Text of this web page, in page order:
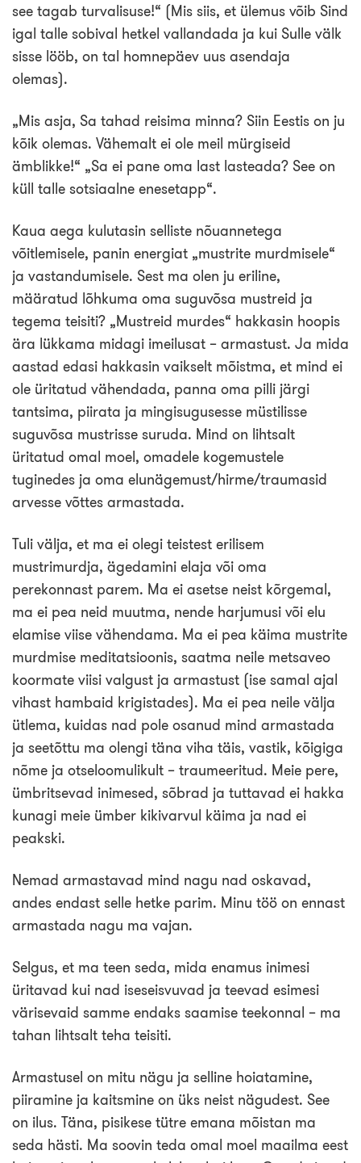
see tagab turvalisuse!“ (Mis siis, et ülemus võib Sind
igal talle sobival hetkel vallandada ja kui Sulle välk
sisse lööb, on tal homnepäev uus asendaja
olemas).
„Mis asja, Sa tahad reisima minna? Siin Eestis on ju
kõik olemas. Vähemalt ei ole meil mürgiseid
ämblikke!“ „Sa ei pane oma last lasteada? See on
küll talle sotsiaalne enesetapp“.
Kaua aega kulutasin selliste nõuannetega
võitlemisele, panin energiat „mustrite murdmisele“
ja vastandumisele. Sest ma olen ju eriline,
määratud lõhkuma oma suguvõsa mustreid ja
tegema teisiti? „Mustreid murdes“ hakkasin hoopis
ära lükkama midagi imeilusat – armastust. Ja mida
aastad edasi hakkasin vaikselt mõistma, et mind ei
ole üritatud vähendada, panna oma pilli järgi
tantsima, piirata ja mingisugusesse müstilisse
suguvõsa mustrisse suruda. Mind on lihtsalt
üritatud omal moel, omadele kogemustele
tuginedes ja oma elunägemust/hirme/traumasid
arvesse võttes armastada.
Tuli välja, et ma ei olegi teistest erilisem
mustrimurdja, ägedamini elaja või oma
perekonnast parem. Ma ei asetse neist kõrgemal,
ma ei pea neid muutma, nende harjumusi või elu
elamise viise vähendama. Ma ei pea käima mustrite
murdmise meditatsioonis, saatma neile metsaveo
koormate viisi valgust ja armastust (ise samal ajal
vihast hambaid krigistades). Ma ei pea neile välja
ütlema, kuidas nad pole osanud mind armastada
ja seetõttu ma olengi täna viha täis, vastik, kõigiga
nõme ja otseloomulikult – traumeeritud. Meie pere,
ümbritsevad inimesed, sõbrad ja tuttavad ei hakka
kunagi meie ümber kikivarvul käima ja nad ei
peakski.
Nemad armastavad mind nagu nad oskavad,
andes endast selle hetke parim. Minu töö on ennast
armastada nagu ma vajan.
Selgus, et ma teen seda, mida enamus inimesi
üritavad kui nad iseseisvuvad ja teevad esimesi
värisevaid samme endaks saamise teekonnal – ma
tahan lihtsalt teha teisiti.
Armastusel on mitu nägu ja selline hoiatamine,
piiramine ja kaitsmine on üks neist nägudest. See
on ilus. Täna, pisikese tütre emana mõistan ma
seda hästi. Ma soovin teda omal moel maailma eest